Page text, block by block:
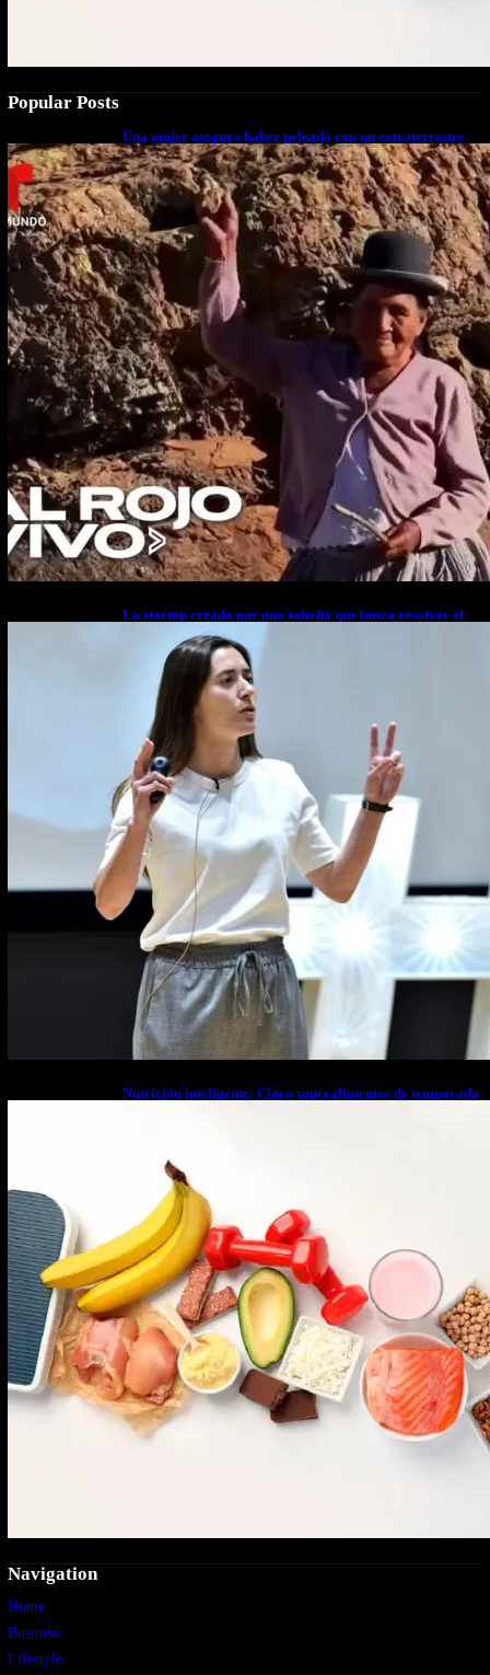
Popular Posts
Una mujer asegura haber peleado con un extraterrestre
cuerpo a cuerpo
La startup creada por una salteña que busca resolver el
estrés financiero en Latinoamérica
Nutrición inteligente: Cinco superalimentos de temporada
Navigation
Home
Business
Lifestyle